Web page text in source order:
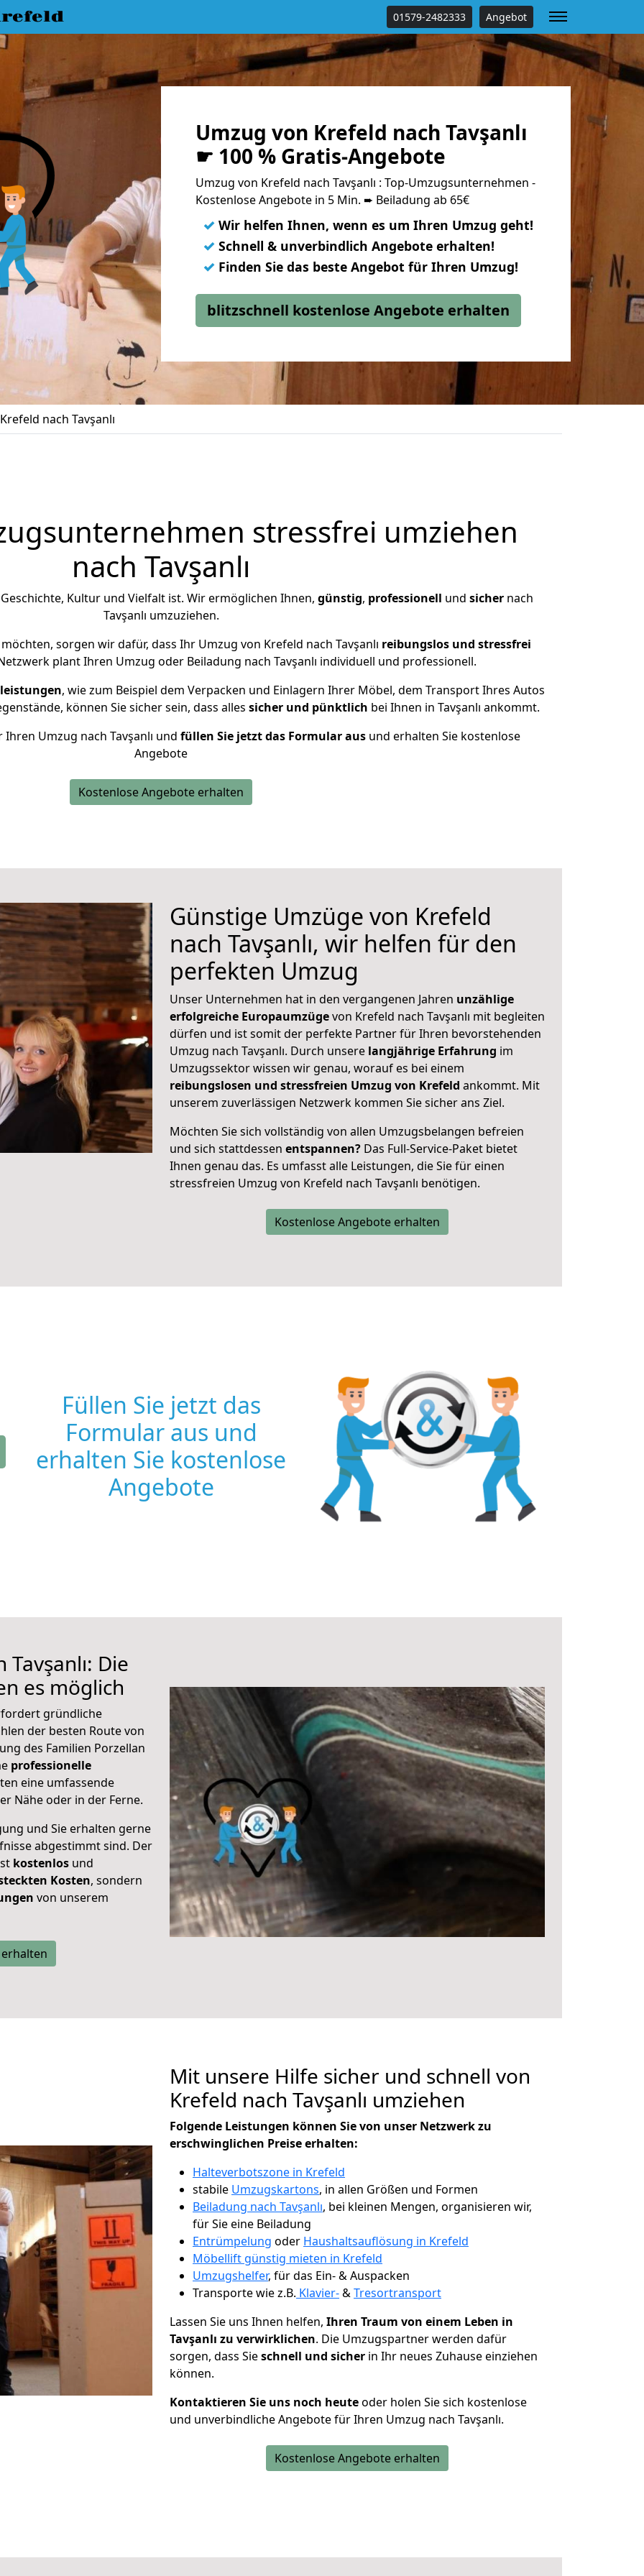
01579-2482333 Angebot
Umzug von Krefeld nach Tavşanlı
☛ 100 % Gratis-Angebote
Umzug von Krefeld nach Tavşanlı : Top-Umzugsunternehmen -
Kostenlose Angebote in 5 Min. ➨ Beiladung ab 65€
✓ Wir helfen Ihnen, wenn es um Ihren Umzug geht!
✓ Schnell & unverbindlich Angebote erhalten!
✓ Finden Sie das beste Angebot für Ihren Umzug!
blitzschnell kostenlose Angebote erhalten
nach Tavşanlı
stressfrei umziehen
nach Tavşanlı
Kultur und Vielfalt ist. Wir ermöglichen Ihnen, günstig, professionell und sicher nach
Tavşanlı umzuziehen.
sorgen wir dafür, dass Ihr Umzug von Krefeld nach Tavşanlı reibungslos und stressfrei
plant Ihren Umzug oder Beiladung nach Tavşanlı individuell und professionell.
, wie zum Beispiel dem Verpacken und Einlagern Ihrer Möbel, dem Transport Ihres Autos
können Sie sicher sein, dass alles sicher und pünktlich bei Ihnen in Tavşanlı ankommt.
Umzug nach Tavşanlı und füllen Sie jetzt das Formular aus und erhalten Sie kostenlose
Angebote
Kostenlose Angebote erhalten
Günstige Umzüge von Krefeld
nach Tavşanlı, wir helfen für den
perfekten Umzug
Unser Unternehmen hat in den vergangenen Jahren unzählige
erfolgreiche Europaumzügevon Krefeld nach Tavşanlı mit begleiten
dürfen und ist somit der perfekte Partner für Ihren bevorstehenden
Umzug nach Tavşanlı. Durch unsere langjährige Erfahrung im
Umzugssektor wissen wir genau, worauf es bei einem
reibungslosen und stressfreien Umzug von Krefeld ankommt. Mit
unserem zuverlässigen Netzwerk kommen Sie sicher ans Ziel.
Möchten Sie sich vollständig von allen Umzugsbelangen befreien
und sich stattdessen entspannen? Das Full-Service-Paket bietet
Ihnen genau das. Es umfasst alle Leistungen, die Sie für einen
stressfreien Umzug von Krefeld nach Tavşanlı benötigen.
Kostenlose Angebote erhalten
Füllen Sie jetzt das
Formular aus und
erhalten Sie kostenlose
Angebote
Die
es möglich
gründliche
der besten Route von
des Familien Porzellan
professionelle
eine umfassende
Nähe oder in der Ferne.
und Sie erhalten gerne
abgestimmt sind. Der
kostenlos und
Kosten, sondern
von unserem
Mit unsere Hilfe sicher und schnell von
Krefeld nach Tavşanlı umziehen
Folgende Leistungen können Sie von unser Netzwerk zu
erschwinglichen Preise erhalten:
Halteverbotszone in Krefeld
stabile Umzugskartons, in allen Größen und Formen
Beiladung nach Tavşanlı, bei kleinen Mengen, organisieren wir,
für Sie eine Beiladung
Entrümpelung oder Haushaltsauflösung in Krefeld
Möbellift günstig mieten in Krefeld
Umzugshelfer, für das Ein- & Auspacken
Transporte wie z.B. Klavier-&Tresortransport
Lassen Sie uns Ihnen helfen, Ihren Traum von einem Leben in
Tavşanlı zu verwirklichen. Die Umzugspartner werden dafür
sorgen, dass Sieschnell und sicher in Ihr neues Zuhause einziehen
können.
Kontaktieren Sie uns noch heuteoder holen Sie sich kostenlose
und unverbindliche Angebote für Ihren Umzug nach Tavşanlı.
Kostenlose Angebote erhalten